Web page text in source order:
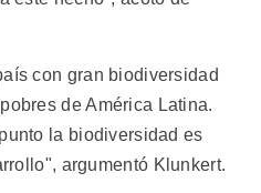
con gran biodiversidad
de América Latina.
la biodiversidad es
argumentó Klunkert.